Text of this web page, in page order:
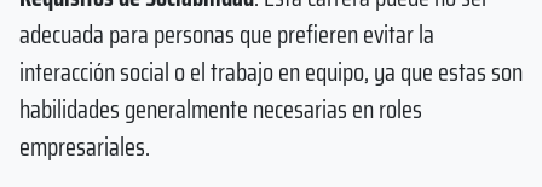
adecuada para personas que prefieren evitar la
interacción social o el trabajo en equipo, ya que estas son
habilidades generalmente necesarias en roles
empresariales.